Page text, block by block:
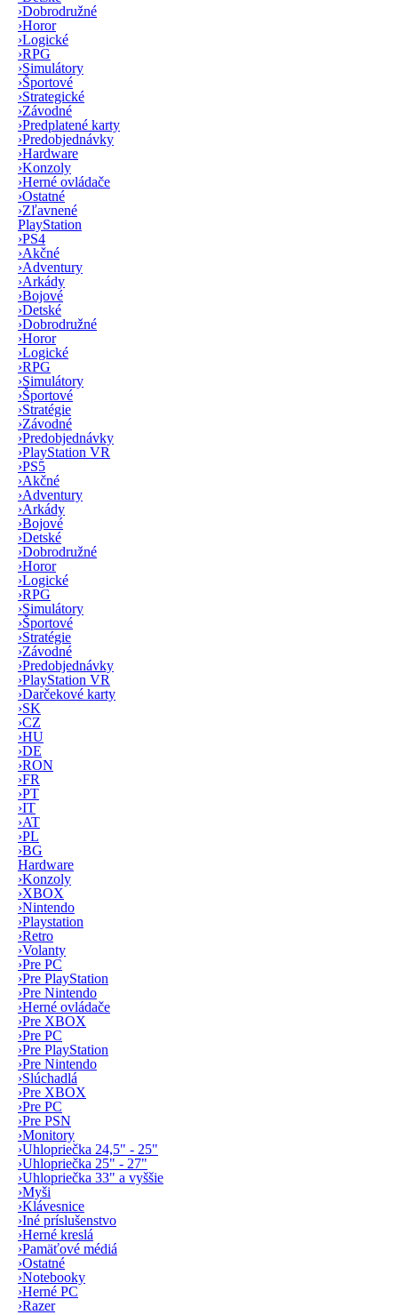
›Dobrodružné
›Horor
›Logické
›RPG
›Simulátory
›Športové
›Strategické
›Závodné
›Predplatené karty
›Predobjednávky
›Hardware
›Konzoly
›Herné ovládače
›Ostatné
›Zľavnené
PlayStation
›PS4
›Akčné
›Adventury
›Arkády
›Bojové
›Detské
›Dobrodružné
›Horor
›Logické
›RPG
›Simulátory
›Športové
›Stratégie
›Závodné
›Predobjednávky
›PlayStation VR
›PS5
›Akčné
›Adventury
›Arkády
›Bojové
›Detské
›Dobrodružné
›Horor
›Logické
›RPG
›Simulátory
›Športové
›Stratégie
›Závodné
›Predobjednávky
›PlayStation VR
›Darčekové karty
›SK
›CZ
›HU
›DE
›RON
›FR
›PT
›IT
›AT
›PL
›BG
Hardware
›Konzoly
›XBOX
›Nintendo
›Playstation
›Retro
›Volanty
›Pre PC
›Pre PlayStation
›Pre Nintendo
›Herné ovládače
›Pre XBOX
›Pre PC
›Pre PlayStation
›Pre Nintendo
›Slúchadlá
›Pre XBOX
›Pre PC
›Pre PSN
›Monitory
›Uhlopriečka 24,5" - 25"
›Uhlopriečka 25" - 27"
›Uhlopriečka 33" a vyššie
›Myši
›Klávesnice
›Iné príslušenstvo
›Herné kreslá
›Pamäťové médiá
›Ostatné
›Notebooky
›Herné PC
›Razer